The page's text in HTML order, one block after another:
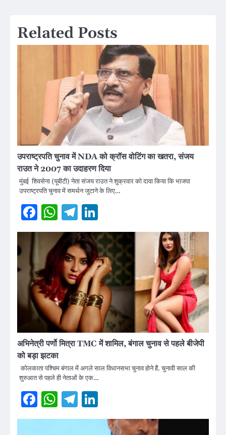
Related Posts
उपराष्ट्रपति चुनाव में NDA को क्रॉस वोटिंग का खतरा, संजय
राउत ने 2007 का उदाहरण दिया
मुंबई शिवसेना (यूबीटी) नेता संजय राउत ने शुक्रवार को दावा किया कि भाजपा
उपराष्ट्रपति चुनाव में समर्थन जुटाने के लिए…
Facebook
WhatsApp
Telegram
अभिनेत्री पर्णो मित्रा TMC में शामिल, बंगाल चुनाव से पहले बीजेपी
को बड़ा झटका
कोलकाता पश्चिम बंगाल में अगले साल विधानसभा चुनाव होने हैं. चुनावी साल की
शुरुआत से पहले ही नेताओं के एक…
Facebook
WhatsApp
Telegram